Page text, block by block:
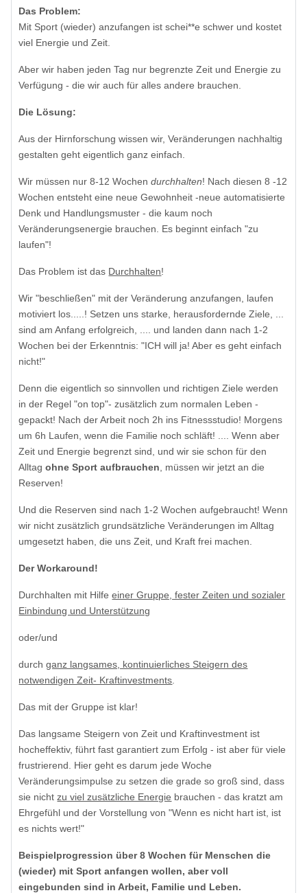
Das Problem:
Mit Sport (wieder) anzufangen ist schei**e schwer und kostet
viel Energie und Zeit.
Aber wir haben jeden Tag nur begrenzte Zeit und Energie zu
Verfügung - die wir auch für alles andere brauchen.
Die Lösung:
Aus der Hirnforschung wissen wir, Veränderungen nachhaltig
gestalten geht eigentlich ganz einfach.
Wir müssen nur 8-12 Wochendurchhalten! Nach diesen 8 -12
Wochen entsteht eine neue Gewohnheit -neue automatisierte
Denk und Handlungsmuster - die kaum noch
Veränderungsenergie brauchen. Es beginnt einfach "zu
laufen"!
Das Problem ist das Durchhalten!
Wir "beschließen" mit der Veränderung anzufangen, laufen
motiviert los.....! Setzen uns starke, herausfordernde Ziele, ...
sind am Anfang erfolgreich, .... und landen dann nach 1-2
Wochen bei der Erkenntnis: "ICH will ja! Aber es geht einfach
nicht!"
Denn die eigentlich so sinnvollen und richtigen Ziele werden
in der Regel "on top"- zusätzlich zum normalen Leben -
gepackt! Nach der Arbeit noch 2h ins Fitnessstudio! Morgens
um 6h Laufen, wenn die Familie noch schläft! .... Wenn aber
Zeit und Energie begrenzt sind, und wir sie schon für den
Alltagohne Sport aufbrauchen , müssen wir jetzt an die
Reserven!
Und die Reserven sind nach 1-2 Wochen aufgebraucht! Wenn
wir nicht zusätzlich grundsätzliche Veränderungen im Alltag
umgesetzt haben, die uns Zeit, und Kraft frei machen.
Der Workaround!
Durchhalten mit Hilfeeiner Gruppe, fester Zeiten und sozialer
Einbindung und Unterstützung
oder/und
durchganz langsames, kontinuierliches Steigern des
notwendigen Zeit- Kraftinvestments
Das mit der Gruppe ist klar!
Das langsame Steigern von Zeit und Kraftinvestment ist
hocheffektiv, führt fast garantiert zum Erfolg - ist aber für viele
frustrierend. Hier geht es darum jede Woche
Veränderungsimpulse zu setzen die grade so groß sind, dass
sie nichtzu viel zusätzliche Energie brauchen - das kratzt am
Ehrgefühl und der Vorstellung von "Wenn es nicht hart ist, ist
es nichts wert!"
Beispielprogression über 8 Wochen für Menschen die
(wieder) mit Sport anfangen wollen, aber voll
eingebunden sind in Arbeit, Familie und Leben.